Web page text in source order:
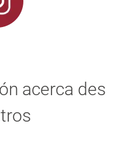
acerca des